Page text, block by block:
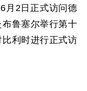
月2日正式访问德
鲁塞尔举行第十
利时进行正式访